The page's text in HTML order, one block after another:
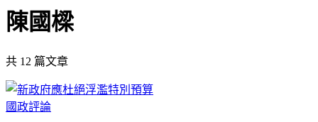
陳國樑
共 12 篇文章
國政評論